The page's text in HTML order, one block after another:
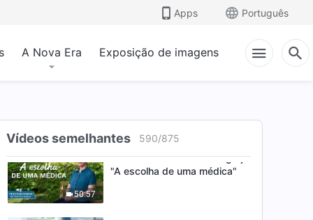
Apps Português
A Nova Era Exposição de imagens
Vídeos semelhantes 590/875
47:05
Testemunho da Vida da Igreja
sendo escorregadia e
enganosa"
50:57
Testemunho da Vida da Igreja
"A escolha de uma médica"